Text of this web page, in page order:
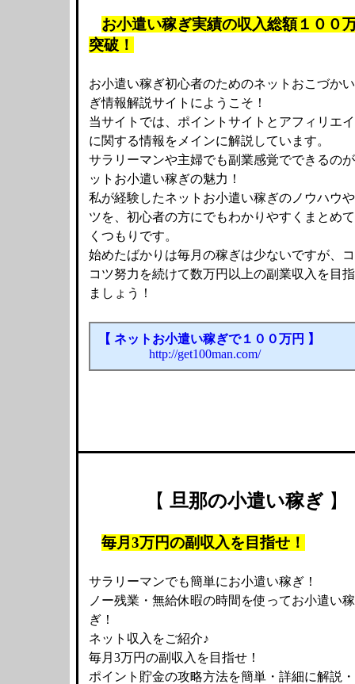
お小遣い稼ぎ実績の収入総額１００
突破！
お小遣い稼ぎ初心者のためのネットおこづか
ぎ情報解説サイトにようこそ！
当サイトでは、ポイントサイトとアフィリエ
に関する情報をメインに解説しています。
サラリーマンや主婦でも副業感覚でできるの
ットお小遣い稼ぎの魅力！
私が経験したネットお小遣い稼ぎのノウハウ
ツを、初心者の方にでもわかりやすくまとめ
くつもりです。
始めたばかりは毎月の稼ぎは少ないですが、
コツ努力を続けて数万円以上の副業収入を目
ましょう！
【 ネットお小遣い稼ぎで１００万円 】
http://get100man.com/
【 旦那の小遣い稼ぎ 】
毎月3万円の副収入を目指せ！
サラリーマンでも簡単にお小遣い稼ぎ！
ノー残業・無給休暇の時間を使ってお小遣い稼
ぎ！
ネット収入をご紹介♪
毎月3万円の副収入を目指せ！
ポイント貯金の攻略方法を簡単・詳細に解説